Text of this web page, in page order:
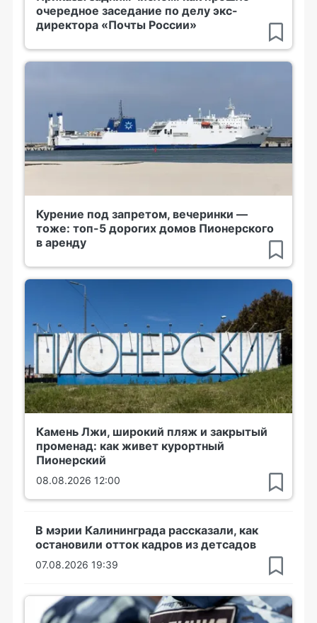
очередное заседание по делу экс-
директора «Почты России»
Курение под запретом, вечеринки —
тоже: топ-5 дорогих домов Пионерского
в аренду
Камень Лжи, широкий пляж и закрытый
променад: как живет курортный
Пионерский
08.08.2026 12:00
В мэрии Калининграда рассказали, как
остановили отток кадров из детсадов
07.08.2026 19:39